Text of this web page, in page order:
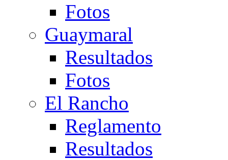
Fotos
Guaymaral
Resultados
Fotos
El Rancho
Reglamento
Resultados